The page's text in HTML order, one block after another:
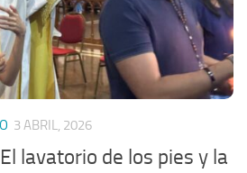
3 ABRIL, 2026
lavatorio de los pies y la